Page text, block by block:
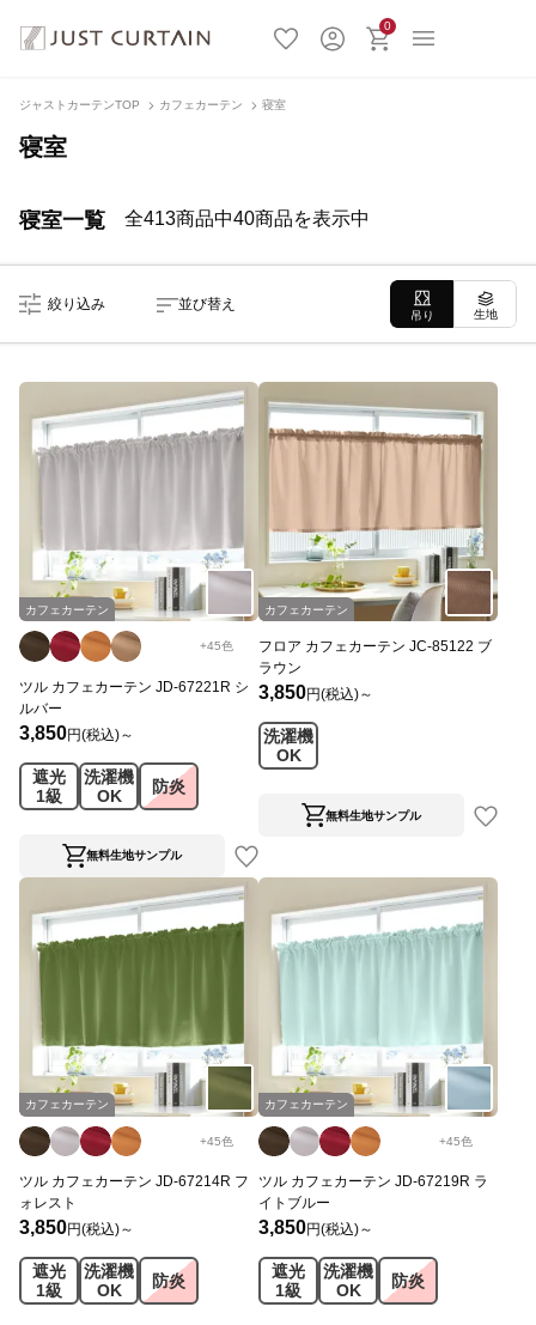
0
ジャストカーテンTOP カフェカーテン 寝室
寝室
寝室一覧 全413商品中40商品を表示中
絞り込み 並び替え
吊り 生地
カフェカーテン
+45色
ツル カフェカーテン JD-67221R シ
ルバー
3,850円(税込)～
遮光
1級
洗濯機
OK
防炎
無料生地サンプル
カフェカーテン
フロア カフェカーテン JC-85122 ブ
ラウン
3,850円(税込)～
洗濯機
OK
無料生地サンプル
カフェカーテン
+45色
ツル カフェカーテン JD-67214R フ
ォレスト
3,850円(税込)～
遮光
1級
洗濯機
OK
防炎
カフェカーテン
+45色
ツル カフェカーテン JD-67219R ラ
イトブルー
3,850円(税込)～
遮光
1級
洗濯機
OK
防炎